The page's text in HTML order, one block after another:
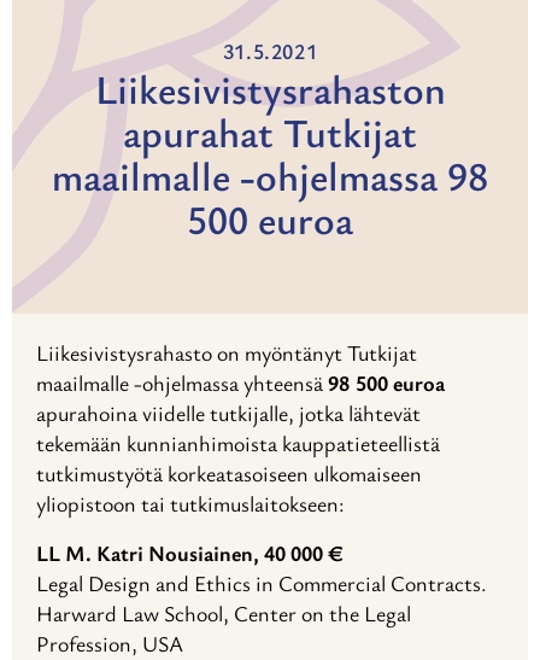
31.5.2021
Liikesivistysrahaston
apurahat Tutkijat
maailmalle -ohjelmassa 98
500 euroa
Liikesivistysrahasto on myöntänyt Tutkijat
maailmalle -ohjelmassa yhteensä98 500 euroa
apurahoina viidelle tutkijalle, jotka lähtevät
tekemään kunnianhimoista kauppatieteellistä
tutkimustyötä korkeatasoiseen ulkomaiseen
yliopistoon tai tutkimuslaitokseen:
LL M. Katri Nousiainen, 40 000 €
Legal Design and Ethics in Commercial Contracts.
Harward Law School, Center on the Legal
Profession, USA